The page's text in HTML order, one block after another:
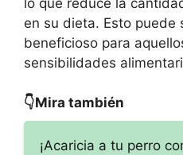
en su dieta. Esto puede
beneficioso para
sensibilidades
👇Mira también
¡Acaricia a tu perro